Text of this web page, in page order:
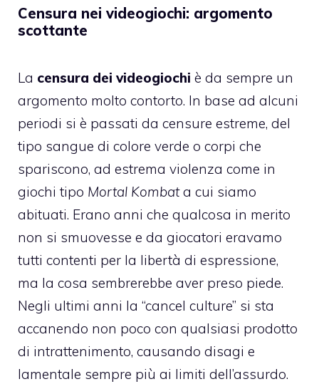
Censura nei videogiochi: argomento
scottante
La censura dei videogiochi è da sempre un
argomento molto contorto. In base ad alcuni
periodi si è passati da censure estreme, del
tipo sangue di colore verde o corpi che
spariscono, ad estrema violenza come in
giochi tipo Mortal Kombata cui siamo
abituati. Erano anni che qualcosa in merito
non si smuovesse e da giocatori eravamo
tutti contenti per la libertà di espressione,
ma la cosa sembrerebbe aver preso piede.
Negli ultimi anni la “cancel culture” si sta
accanendo non poco con qualsiasi prodotto
di intrattenimento, causando disagi e
lamentale sempre più ai limiti dell’assurdo.